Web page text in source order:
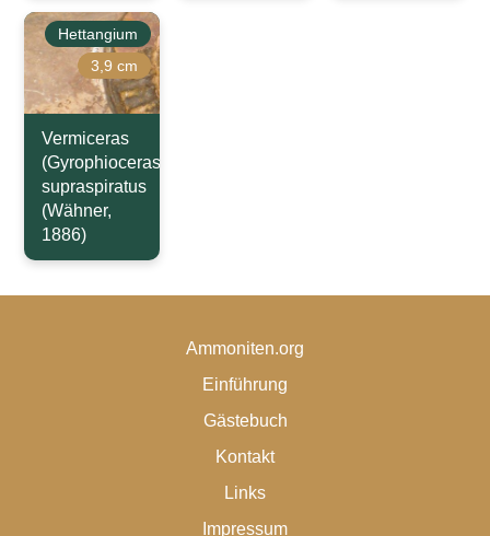
Hettangium
3,9 cm
Vermiceras
(Gyrophioceras)
supraspiratus
(Wähner,
1886)
Ammoniten.org
Einführung
Gästebuch
Kontakt
Links
Impressum